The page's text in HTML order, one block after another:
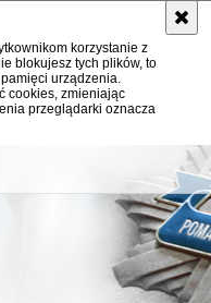
korzystanie z
blokujesz tych plików, to
urządzenia.
cookies, zmieniając
przeglądarki oznacza